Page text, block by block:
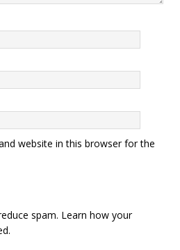
website in this browser for the
spam. Learn how your